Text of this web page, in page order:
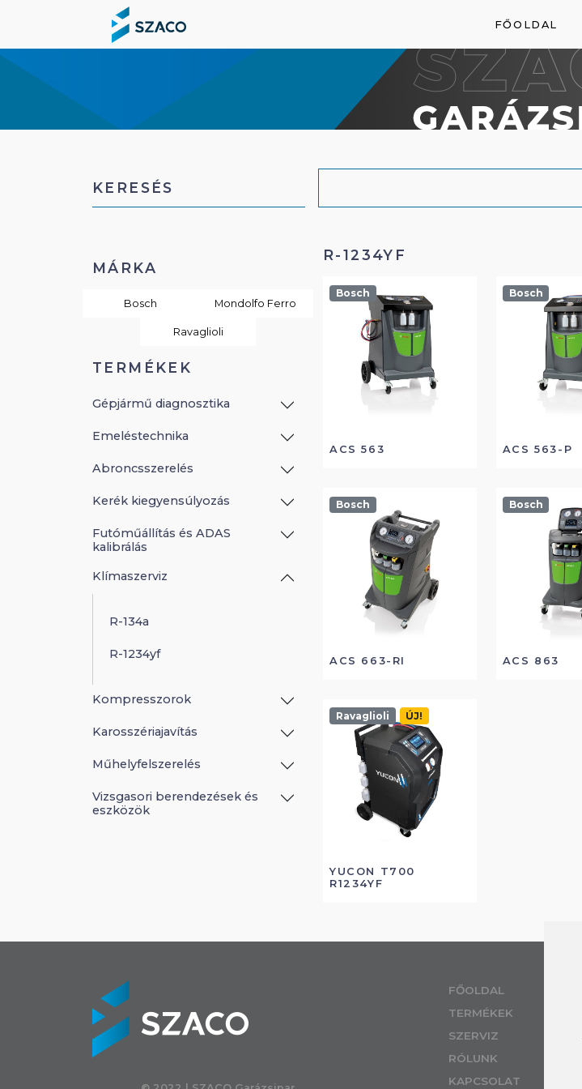
FŐOLDAL
KERESÉS
MÁRKA
Bosch Mondolfo Ferro
Ravaglioli
TERMÉKEK
Gépjármű diagnosztika
Emeléstechnika
Abroncsszerelés
Kerék kiegyensúlyozás
Futóműállítás és ADAS
kalibrálás
Klímaszerviz
R-134a
R-1234yf
Kompresszorok
Karosszériajavítás
Műhelyfelszerelés
Vizsgasori berendezések és
eszközök
R-1234YF
Bosch
ACS 563
Bosch
ACS 563-P
Bosch
ACS 663-RI
Bosch
ACS 863
Ravaglioli ÚJ!
YUCON T700
R1234YF
FŐOLDAL
TERMÉKEK
SZERVIZ
RÓLUNK
KAPCSOLAT